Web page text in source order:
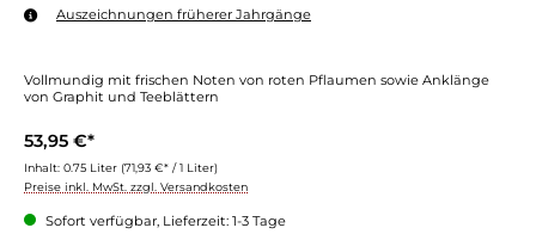
Auszeichnungen früherer Jahrgänge
Vollmundig mit frischen Noten von roten Pflaumen sowie Anklänge
von Graphit und Teeblättern
53,95 €*
Inhalt: 0.75 Liter (71,93 €* / 1 Liter)
Preise inkl. MwSt. zzgl. Versandkosten
Sofort verfügbar, Lieferzeit: 1-3 Tage